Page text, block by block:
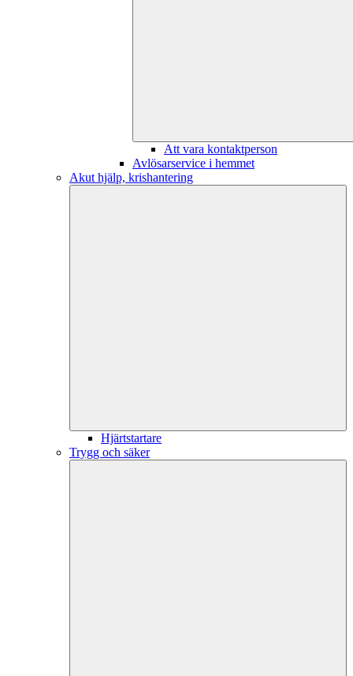
Att vara kontaktperson
Avlösarservice i hemmet
Akut hjälp, krishantering
Hjärtstartare
Trygg och säker